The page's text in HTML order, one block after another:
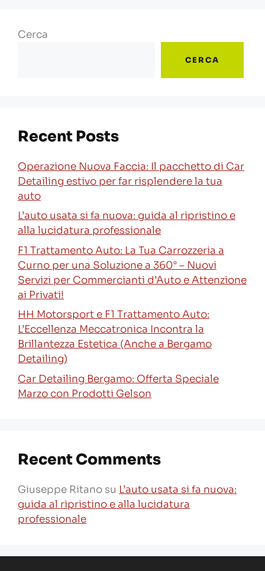
Cerca
CERCA
Recent Posts
Operazione Nuova Faccia: Il pacchetto di Car
Detailing estivo per far risplendere la tua
auto
L’auto usata si fa nuova: guida al ripristino e
alla lucidatura professionale
F1 Trattamento Auto: La Tua Carrozzeria a
Curno per una Soluzione a 360° – Nuovi
Servizi per Commercianti d’Auto e Attenzione
ai Privati!
HH Motorsport e F1 Trattamento Auto:
L’Eccellenza Meccatronica Incontra la
Brillantezza Estetica (Anche a Bergamo
Detailing)
Car Detailing Bergamo: Offerta Speciale
Marzo con Prodotti Gelson
Recent Comments
Giuseppe Ritano su L’auto usata si fa nuova:
guida al ripristino e alla lucidatura
professionale